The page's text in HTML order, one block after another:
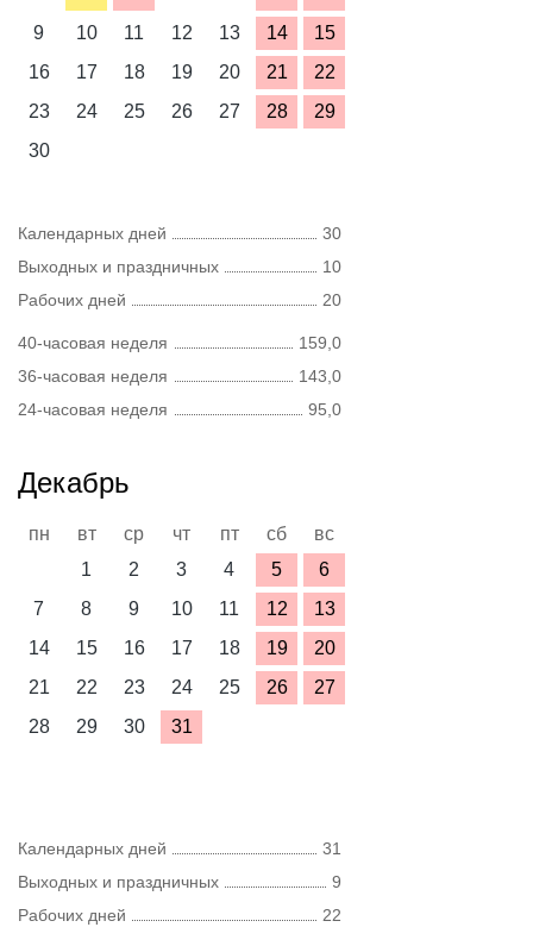
9
10 11 12 13 14
15
16
17 18 19 20 21
22
23
24 25 26 27 28
29
30
Календарных дней
30
Выходных и праздничных
10
Рабочих дней
20
40-часовая неделя
159,0
36-часовая неделя
143,0
24-часовая неделя
95,0
Декабрь
пн вт ср чт пт сб
вс
1
2 3 4 5
6
7
8 9 10 11 12
13
14
15 16 17 18 19
20
21
22 23 24 25 26
27
28
29 30 31
Календарных дней
31
Выходных и праздничных
9
Рабочих дней
22